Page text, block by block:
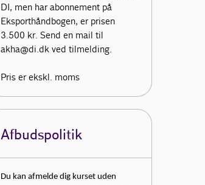
DI, men har abonnement på
Eksporthåndbogen, er prisen
3.500 kr. Send en mail til
akha@di.dk ved tilmelding.
Pris er ekskl. moms
Afbudspolitik
Du kan afmelde dig kurset uden